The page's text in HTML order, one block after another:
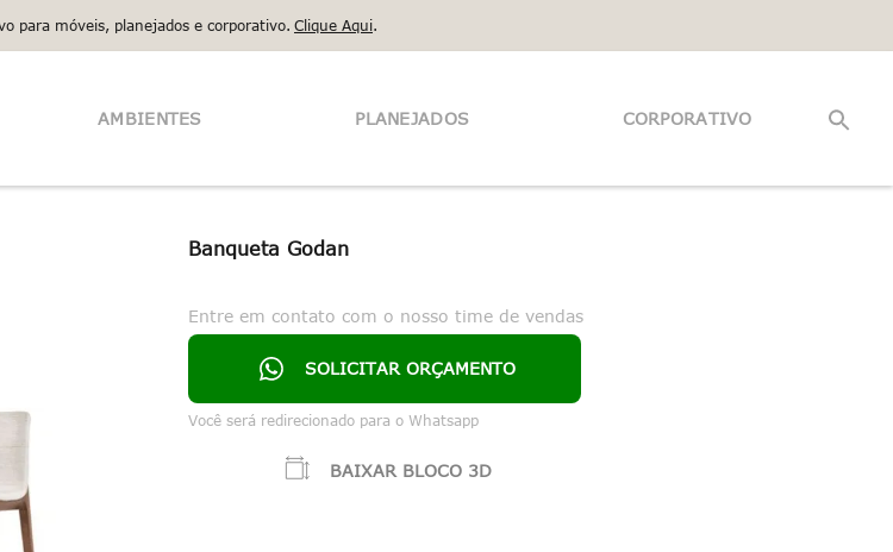
para móveis, planejados e corporativo. Clique Aqui.
AMBIENTES PLANEJADOS CORPORATIVO
Banqueta Godan
Entre em contato com o nosso time de vendas
SOLICITAR ORÇAMENTO
Você será redirecionado para o Whatsapp
BAIXAR BLOCO 3D